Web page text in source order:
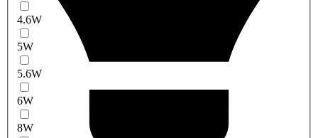
4.6W
5W
5.6W
6W
8W